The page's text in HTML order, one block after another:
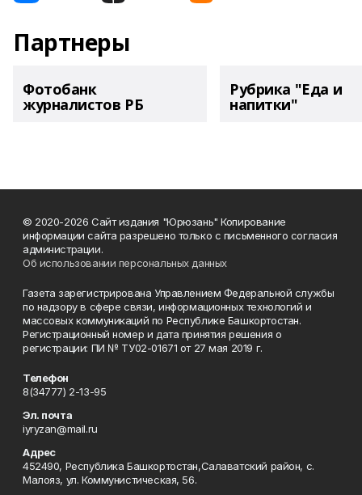
Партнеры
Фотобанк
журналистов РБ
Рубрика "Еда и
напитки"
© 2020-2026 Сайт издания "Юрюзань" Копирование
информации сайта разрешено только с письменного согласия
администрации.
Об использовании персональных данных
Газета зарегистрирована Управлением Федеральной службы
по надзору в сфере связи, информационных технологий и
массовых коммуникаций по Республике Башкортостан.
Регистрационный номер и дата принятия решения о
регистрации: ПИ № ТУ02-01671 от 27 мая 2019 г.
Телефон
8(34777) 2-13-95
Эл. почта
iyryzan@mail.ru
Адрес
452490, Республика Башкортостан,Салаватский район, с.
Малояз, ул. Коммунистическая, 56.